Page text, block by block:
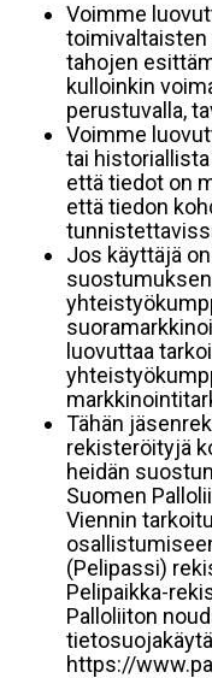
Voimme
toimivaltaisten
tahojen
kulloinkin
perustuvalla,
Voimme
tai
että tiedot on
että tiedon
Jos käyttäjä
luovuttaa
Tähän
rekisteröityjä
heidän
Suomen
Viennin
(Pelipassi)
Pelipaikka-
Palloliiton
https://